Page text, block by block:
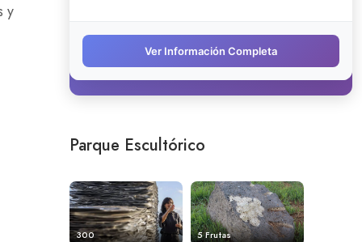
y
Parque Escultórico
300 5 Frutas